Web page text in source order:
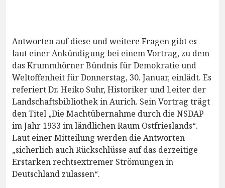
Antworten auf diese und weitere Fragen gibt es
laut einer Ankündigung bei einem Vortrag, zu dem
das Krummhörner Bündnis für Demokratie und
Weltoffenheit für Donnerstag, 30. Januar, einlädt. Es
referiert Dr. Heiko Suhr, Historiker und Leiter der
Landschaftsbibliothek in Aurich. Sein Vortrag trägt
den Titel „Die Machtübernahme durch die NSDAP
im Jahr 1933 im ländlichen Raum Ostfrieslands“.
Laut einer Mitteilung werden die Antworten
„sicherlich auch Rückschlüsse auf das derzeitige
Erstarken rechtsextremer Strömungen in
Deutschland zulassen“.